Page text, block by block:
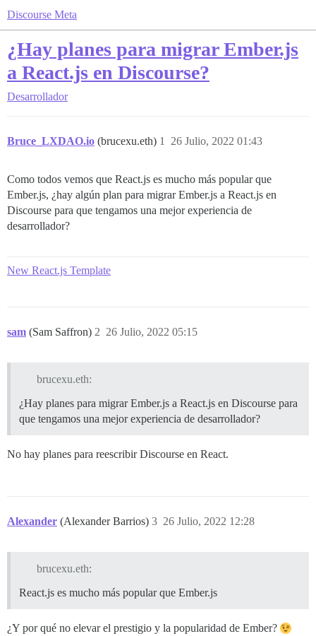
Discourse Meta
¿Hay planes para migrar Ember.js
a React.js en Discourse?
Desarrollador
Bruce_LXDAO.io (brucexu.eth) 26 Julio, 2022 01:43
1
Como todos vemos que React.js es mucho más popular que
Ember.js, ¿hay algún plan para migrar Ember.js a React.js en
Discourse para que tengamos una mejor experiencia de
desarrollador?
New React.js Template
sam (Sam Saffron) 26 Julio, 2022 05:15
2
brucexu.eth:
¿Hay planes para migrar Ember.js a React.js en Discourse para
que tengamos una mejor experiencia de desarrollador?
No hay planes para reescribir Discourse en React.
Alexander (Alexander Barrios) 26 Julio, 2022 12:28
3
brucexu.eth:
React.js es mucho más popular que Ember.js
¿Y por qué no elevar el prestigio y la popularidad de Ember?